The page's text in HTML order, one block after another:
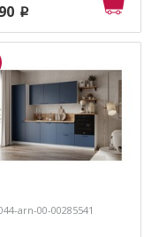
p
arn-00-00285541